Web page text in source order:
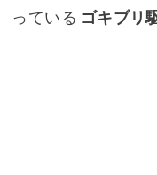
っている ゴキブリ